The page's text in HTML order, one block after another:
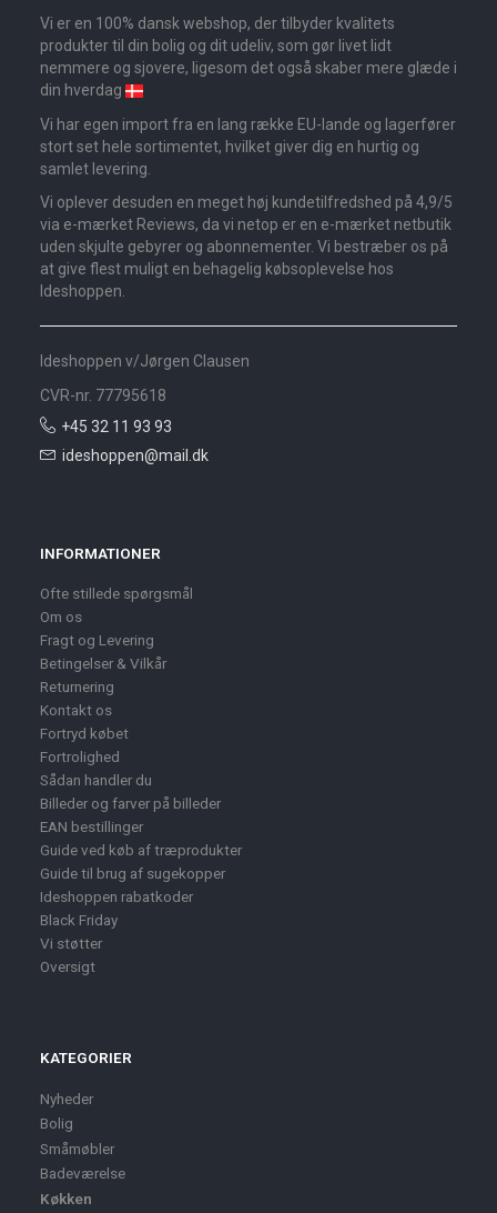
Vi er en 100% dansk webshop, der tilbyder kvalitets
produkter til din bolig og dit udeliv, som gør livet lidt
nemmere og sjovere, ligesom det også skaber mere glæde i
din hverdag
Vi har egen import fra en lang række EU-lande og lagerfører
stort set hele sortimentet, hvilket giver dig en hurtig og
samlet levering.
Vi oplever desuden en meget høj kundetilfredshed på 4,9/5
via e-mærket Reviews, da vi netop er en e-mærket netbutik
uden skjulte gebyrer og abonnementer. Vi bestræber os på
at give flest muligt en behagelig købsoplevelse hos
Ideshoppen.
Ideshoppen v/Jørgen Clausen
CVR-nr. 77795618
+45 32 11 93 93
ideshoppen@mail.dk
INFORMATIONER
Ofte stillede spørgsmål
Om os
Fragt og Levering
Betingelser & Vilkår
Returnering
Kontakt os
Fortryd købet
Fortrolighed
Sådan handler du
Billeder og farver på billeder
EAN bestillinger
Guide ved køb af træprodukter
Guide til brug af sugekopper
Ideshoppen rabatkoder
Black Friday
Vi støtter
Oversigt
KATEGORIER
Nyheder
Bolig
Småmøbler
Badeværelse
Køkken